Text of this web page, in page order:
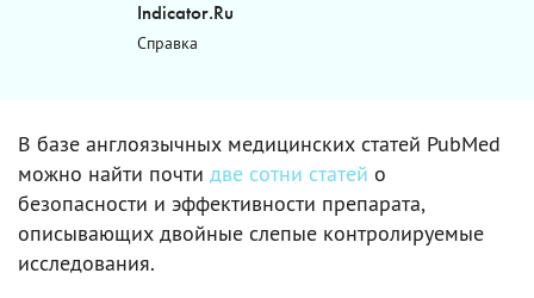
Indicator.Ru
Справка
В базе англоязычных медицинских статей PubMed
можно найти почти две сотни статей о
безопасности и эффективности препарата,
описывающих двойные слепые контролируемые
исследования.